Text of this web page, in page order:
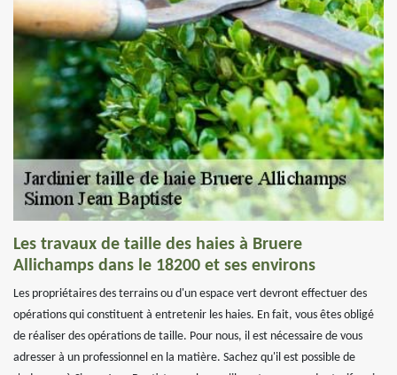
Les travaux de taille des haies à Bruere
Allichamps dans le 18200 et ses environs
Les propriétaires des terrains ou d'un espace vert devront effectuer des
opérations qui constituent à entretenir les haies. En fait, vous êtes obligé
de réaliser des opérations de taille. Pour nous, il est nécessaire de vous
adresser à un professionnel en la matière. Sachez qu'il est possible de